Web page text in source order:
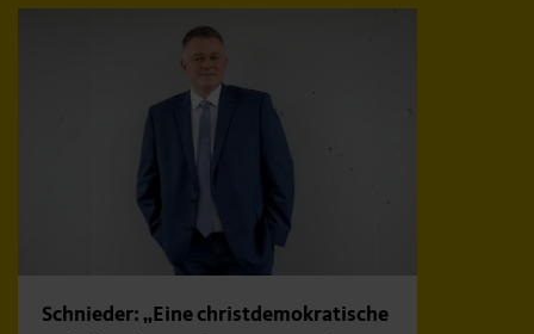
Schnieder: „Eine christdemokratische